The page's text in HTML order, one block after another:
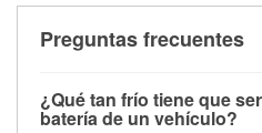
Preguntas frecuentes
¿Qué tan frío tiene que
batería de un vehículo?